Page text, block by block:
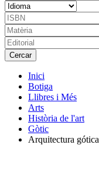
Inici
Botiga
Llibres i Més
Arts
Història de l'art
Gòtic
Arquitectura gótica